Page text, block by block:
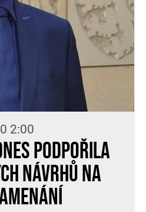
2:00
podpořila
návrhů na